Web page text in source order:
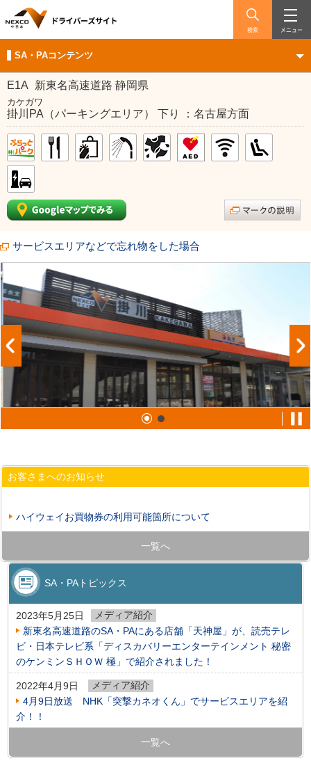
検索 メニュー
SA・PAコンテンツ
E1A 新東名高速道路 静岡県
カケガワ
掛川PA（パーキングエリア） 下り ：名古屋方面
サービスエリアなどで忘れ物をした場合
お客さまへのお知らせ
ハイウェイお買物券の利用可能箇所について
一覧へ
SA・PAトピックス
2023年5月25日
メディア紹介
新東名高速道路のSA・PAにある店舗「天神屋」が、読売テレ
ビ・日本テレビ系「ディスカバリーエンターテインメント 秘密
のケンミンＳＨＯＷ 極」で紹介されました！
2022年4月9日
メディア紹介
4月9日放送 NHK「突撃カネオくん」でサービスエリアを紹
介！！
一覧へ